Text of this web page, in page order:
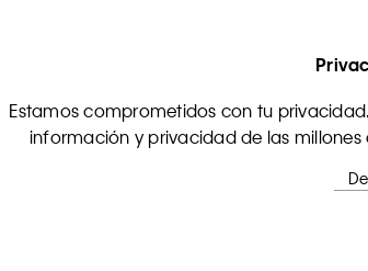
Estamos comprometidos con tu
información y privacidad de las